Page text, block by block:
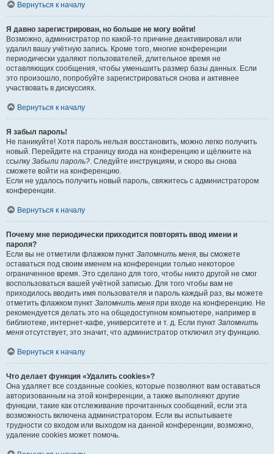
Вернуться к началу
Я давно зарегистрирован, но больше не могу войти!
Возможно, администратор по какой-то причине деактивировал или
удалил вашу учётную запись. Кроме того, многие конференции
периодически удаляют пользователей, длительное время не
оставляющих сообщения, чтобы уменьшить размер базы данных. Если
это произошло, попробуйте зарегистрироваться снова и активнее
участвовать в дискуссиях.
Вернуться к началу
Я забыл пароль!
Не паникуйте! Хотя пароль нельзя восстановить, можно легко получить
новый. Перейдите на страницу входа на конференцию и щёлкните на
ссылку Забыли пароль?. Следуйте инструкциям, и скоро вы снова
сможете войти на конференцию.
Если не удалось получить новый пароль, свяжитесь с администратором
конференции.
Вернуться к началу
Почему мне периодически приходится повторять ввод имени и
пароля?
Если вы не отметили флажком пункт Запомнить меня, вы сможете
оставаться под своим именем на конференции только некоторое
ограниченное время. Это сделано для того, чтобы никто другой не смог
воспользоваться вашей учётной записью. Для того чтобы вам не
приходилось вводить имя пользователя и пароль каждый раз, вы можете
отметить флажком пункт Запомнить меня при входе на конференцию. Не
рекомендуется делать это на общедоступном компьютере, например в
библиотеке, интернет-кафе, университете и т. д. Если пункт Запомнить
меня отсутствует, это значит, что администратор отключил эту функцию.
Вернуться к началу
Что делает функция «Удалить cookies»?
Она удаляет все созданные cookies, которые позволяют вам оставаться
авторизованным на этой конференции, а также выполняют другие
функции, такие как отслеживание прочитанных сообщений, если эта
возможность включена администратором. Если вы испытываете
трудности со входом или выходом на данной конференции, возможно,
удаление cookies может помочь.